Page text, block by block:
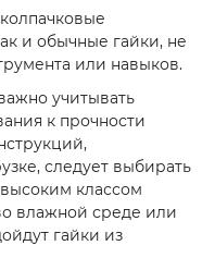
и обычные гайки, не
или навыков.
учитывать
к прочности
следует выбирать
классом
влажной среде или
гайки из